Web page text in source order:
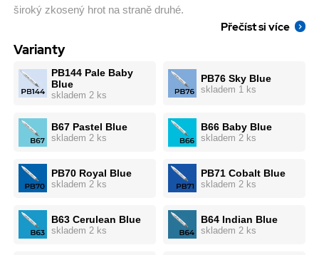
široký zkosený hrot na straně druhé.
Přečíst si více
Varianty
PB144 Pale Baby
Blue
skladem 2 ks
PB76 Sky Blue
skladem 1 ks
B67 Pastel Blue
skladem 2 ks
B66 Baby Blue
skladem 2 ks
PB70 Royal Blue
skladem 2 ks
PB71 Cobalt Blue
skladem 2 ks
B63 Cerulean Blue
skladem 2 ks
B64 Indian Blue
skladem 2 ks